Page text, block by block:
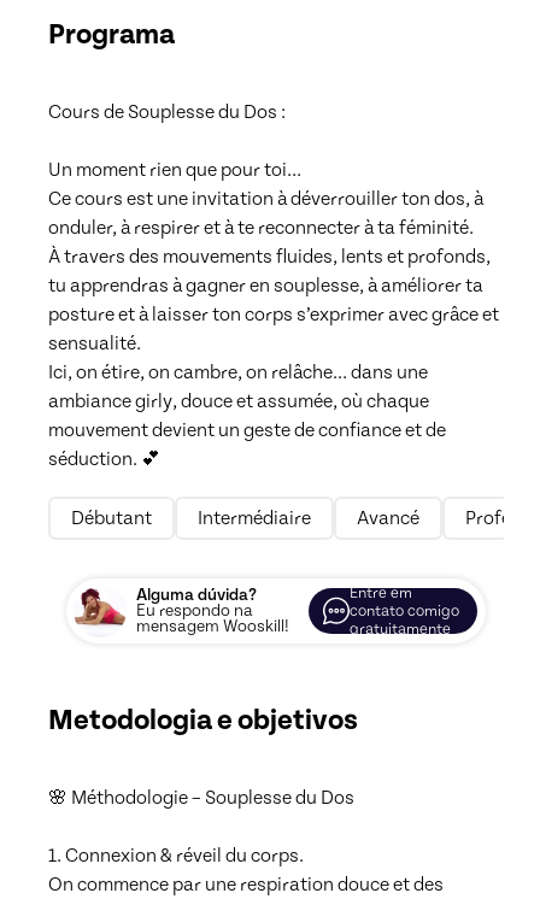
Programa
Cours de Souplesse du Dos :
Un moment rien que pour toi…
Ce cours est une invitation à déverrouiller ton dos, à
onduler, à respirer et à te reconnecter à ta féminité.
À travers des mouvements fluides, lents et profonds,
tu apprendras à gagner en souplesse, à améliorer ta
posture et à laisser ton corps s’exprimer avec grâce et
sensualité.
Ici, on étire, on cambre, on relâche… dans une
ambiance girly, douce et assumée, où chaque
mouvement devient un geste de confiance et de
séduction. 💕
Débutant Intermédiaire Avancé
Alguma dúvida?
Eu respondo na
mensagem Wooskill!
Entre em
contato comigo
gratuitamente
Metodologia e objetivos
🌸 Méthodologie – Souplesse du Dos
1. Connexion & réveil du corps.
On commence par une respiration douce et des